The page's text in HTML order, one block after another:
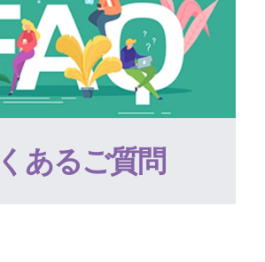
あるご質問